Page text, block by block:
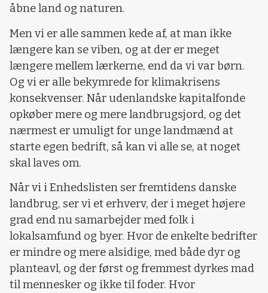
åbne land og naturen.
Men vi er alle sammen kede af, at man ikke
længere kan se viben, og at der er meget
længere mellem lærkerne, end da vi var børn.
Og vi er alle bekymrede for klimakrisens
konsekvenser. Når udenlandske kapitalfonde
opkøber mere og mere landbrugsjord, og det
nærmest er umuligt for unge landmænd at
starte egen bedrift, så kan vi alle se, at noget
skal laves om.
Når vi i Enhedslisten ser fremtidens danske
landbrug, ser vi et erhverv, der i meget højere
grad end nu samarbejder med folk i
lokalsamfund og byer. Hvor de enkelte bedrifter
er mindre og mere alsidige, med både dyr og
planteavl, og der først og fremmest dyrkes mad
til mennesker og ikke til foder. Hvor